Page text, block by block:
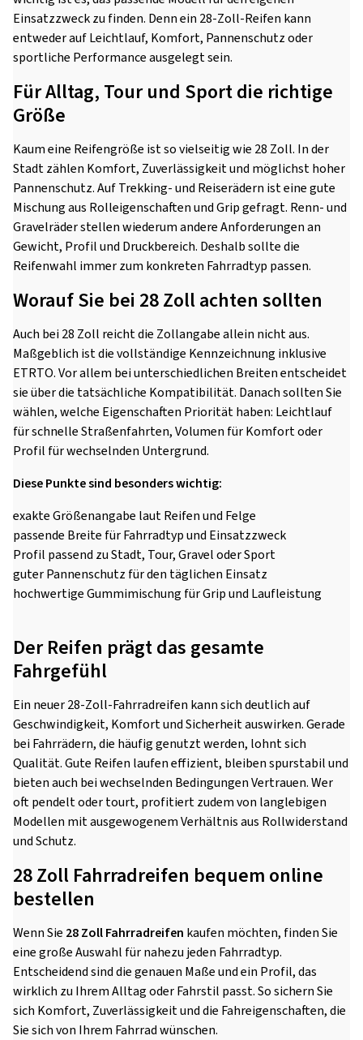
Einsatzzweck zu finden. Denn ein 28-Zoll-Reifen kann
entweder auf Leichtlauf, Komfort, Pannenschutz oder
sportliche Performance ausgelegt sein.
Für Alltag, Tour und Sport die richtige
Größe
Kaum eine Reifengröße ist so vielseitig wie 28 Zoll. In der
Stadt zählen Komfort, Zuverlässigkeit und möglichst hoher
Pannenschutz. Auf Trekking- und Reiserädern ist eine gute
Mischung aus Rolleigenschaften und Grip gefragt. Renn- und
Gravelräder stellen wiederum andere Anforderungen an
Gewicht, Profil und Druckbereich. Deshalb sollte die
Reifenwahl immer zum konkreten Fahrradtyp passen.
Worauf Sie bei 28 Zoll achten sollten
Auch bei 28 Zoll reicht die Zollangabe allein nicht aus.
Maßgeblich ist die vollständige Kennzeichnung inklusive
ETRTO. Vor allem bei unterschiedlichen Breiten entscheidet
sie über die tatsächliche Kompatibilität. Danach sollten Sie
wählen, welche Eigenschaften Priorität haben: Leichtlauf
für schnelle Straßenfahrten, Volumen für Komfort oder
Profil für wechselnden Untergrund.
Diese Punkte sind besonders wichtig:
exakte Größenangabe laut Reifen und Felge
passende Breite für Fahrradtyp und Einsatzzweck
Profil passend zu Stadt, Tour, Gravel oder Sport
guter Pannenschutz für den täglichen Einsatz
hochwertige Gummimischung für Grip und Laufleistung
Der Reifen prägt das gesamte
Fahrgefühl
Ein neuer 28-Zoll-Fahrradreifen kann sich deutlich auf
Geschwindigkeit, Komfort und Sicherheit auswirken. Gerade
bei Fahrrädern, die häufig genutzt werden, lohnt sich
Qualität. Gute Reifen laufen effizient, bleiben spurstabil und
bieten auch bei wechselnden Bedingungen Vertrauen. Wer
oft pendelt oder tourt, profitiert zudem von langlebigen
Modellen mit ausgewogenem Verhältnis aus Rollwiderstand
und Schutz.
28 Zoll Fahrradreifen bequem online
bestellen
Wenn Sie 28 Zoll Fahrradreifen kaufen möchten, finden Sie
eine große Auswahl für nahezu jeden Fahrradtyp.
Entscheidend sind die genauen Maße und ein Profil, das
wirklich zu Ihrem Alltag oder Fahrstil passt. So sichern Sie
sich Komfort, Zuverlässigkeit und die Fahreigenschaften, die
Sie sich von Ihrem Fahrrad wünschen.